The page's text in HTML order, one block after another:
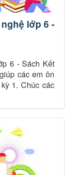
lớp 6 -
6 - Sách Kết
các em ôn
1. Chúc các